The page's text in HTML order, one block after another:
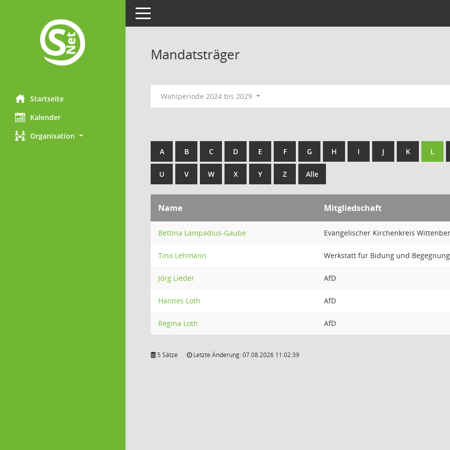
Startseite
Kalender
Organisation
Toggle navigation
Mandatsträger
Wahlperiode 2024 bis 2029
A B C D E F G H I J K L
U V W X Y Z Alle
Name Mitgliedschaft
Bettina Lampadius-Gaube Evangelischer Kirchenkreis
Tino Lehmann Werkstatt für Bidung und
Jörg Lieder AfD
Hannes Loth AfD
Regina Loth AfD
5 Sätze Letzte Änderung: 07.08.2026 11:02:39